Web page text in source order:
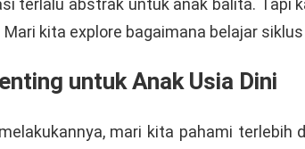
terlalu abstrak untuk anak balita.
kita explore bagaimana belajar
untuk Anak Usia Dini
mari kita pahami